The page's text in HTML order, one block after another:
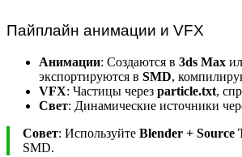
Пайплайн анимации и VFX
Анимации: Создаются в 3ds Max
экспортируются в SMD,
VFX: Частицы через particle.txt,
Свет: Динамические источники
Совет: Используйте Blender + Source
SMD.